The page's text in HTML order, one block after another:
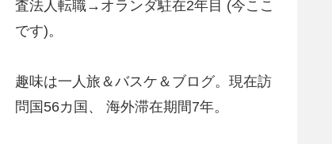
査法人転職→オランダ駐在2年目 (今ここ
です)。
趣味は一人旅＆バスケ＆ブログ。現在訪
問国56カ国、 海外滞在期間7年。